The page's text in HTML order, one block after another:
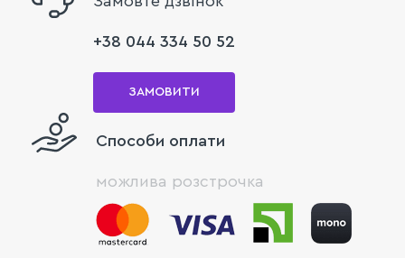
+38 044 334 50 52
ЗАМОВИТИ
Способи оплати
можлива розстрочка